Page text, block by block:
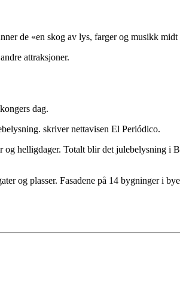
de «en skog av lys, farger og musikk
attraksjoner.
dag.
skriver nettavisen El Periódico.
helligdager. Totalt blir det julebelysning i
og plasser. Fasadene på 14 bygninger i